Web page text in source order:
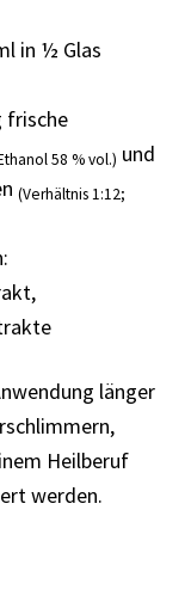
in ½ Glas
frische
58 % vol.) und
(Verhältnis 1:12;
länger
Heilberuf
werden.